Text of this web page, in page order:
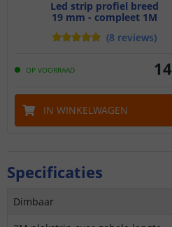
Led strip profiel breed
19 mm - compleet 1M
(8 reviews)
OP VOORRAAD 14
IN WINKELWAGEN
Specificaties
Dimbaar